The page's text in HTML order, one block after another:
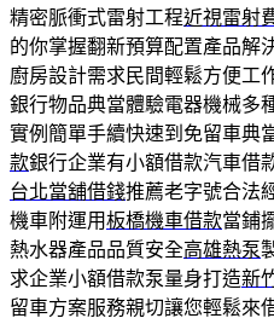
精密脈衝式雷射工程近視雷射
的你掌握翻新預算配置產品解
廚房設計需求民間輕鬆方便工
銀行物品典當體驗電器機械多
實例簡單手續快速到免留車典
款銀行企業有小額借款汽車借
台北當舖借錢推薦老字號合法
機車附運用板橋機車借款當鋪
熱水器產品品質安全高雄熱泵
求企業小額借款泵量身打造新
留車方案服務親切讓您輕鬆來